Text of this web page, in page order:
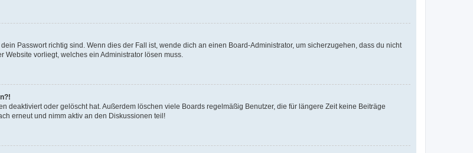
Passwort richtig sind. Wenn dies der Fall ist, wende dich an einen Board-Administrator, um sicherzugehen, dass du nicht
vorliegt, welches ein Administrator lösen muss.
deaktiviert oder gelöscht hat. Außerdem löschen viele Boards regelmäßig Benutzer, die für längere Zeit keine Beiträge
erneut und nimm aktiv an den Diskussionen teil!